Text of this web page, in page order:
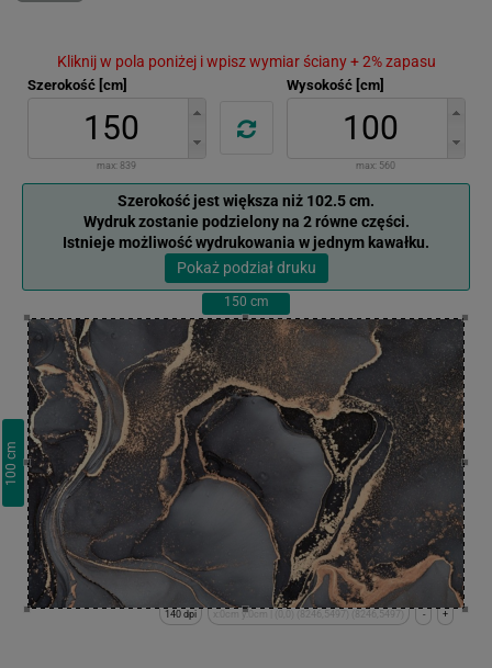
Kliknij w pola poniżej i wpisz wymiar ściany + 2% zapasu
Szerokość [cm]
max: 839
Wysokość [cm]
max: 560
Szerokość jest większa niż 102.5 cm.
Wydruk zostanie podzielony na 2 równe części.
Istnieje możliwość wydrukowania w jednym kawałku.
Pokaż podział druku
150 cm
100
cm
+
-
x:0cm y:0cm | (0,0) (8246,5497) (8246,5497)
140 dpi